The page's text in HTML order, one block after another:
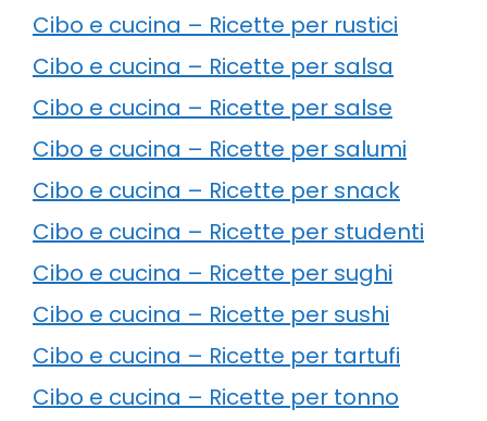
Cibo e cucina – Ricette per rustici
Cibo e cucina – Ricette per salsa
Cibo e cucina – Ricette per salse
Cibo e cucina – Ricette per salumi
Cibo e cucina – Ricette per snack
Cibo e cucina – Ricette per studenti
Cibo e cucina – Ricette per sughi
Cibo e cucina – Ricette per sushi
Cibo e cucina – Ricette per tartufi
Cibo e cucina – Ricette per tonno